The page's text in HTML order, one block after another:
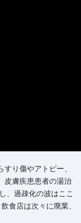
り傷やアトピー、
皮膚疾患患者の湯治
、過疎化の波はここ
食店は次々に廃業、